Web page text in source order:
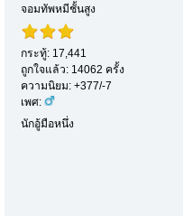
จอมทัพหมีชั้นสูง
กระทู้: 17,441
ถูกใจแล้ว: 14062 ครั้ง
ความนิยม: +377/-7
เพศ:
นักอู้มือหนึ่ง